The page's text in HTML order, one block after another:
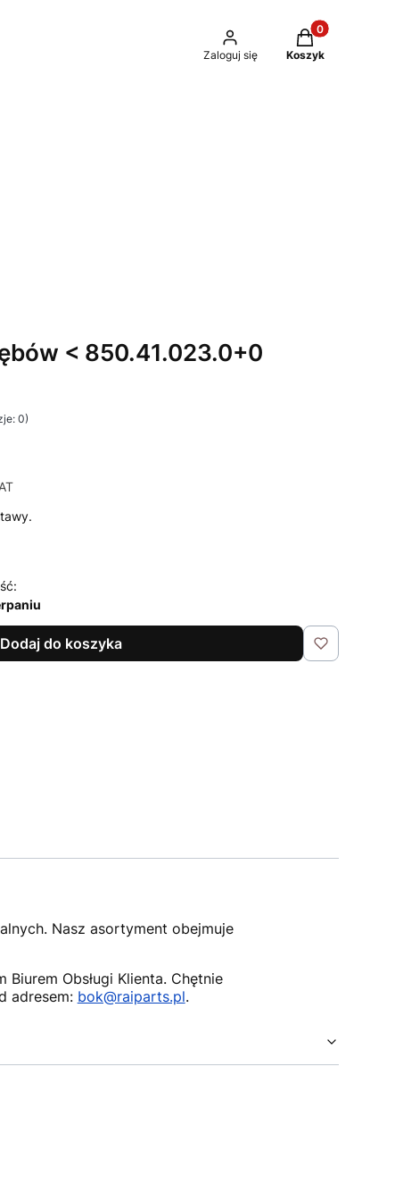
Zaloguj się
Produkty w
Koszyk
< 850.41.023.0+0
0)
Dodaj do koszyka
Nasz asortyment obejmuje
Obsługi Klienta. Chętnie
adresem: bok@raiparts.pl.